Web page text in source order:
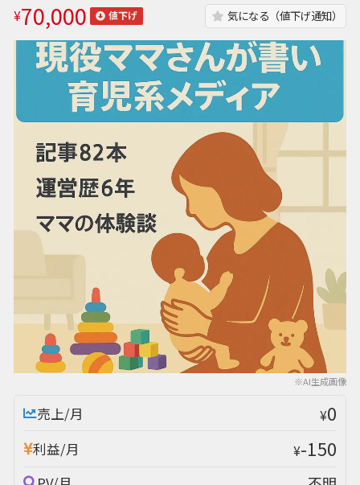
※AI生成画像
¥70,000 値下げ 気になる（値下げ通知）
売上/月 ¥0
利益/月 ¥-150